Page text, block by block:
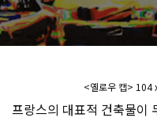
<옐로우 캡>
프랑스의 대표적 건축물이